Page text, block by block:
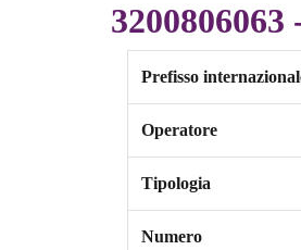
Prefisso
Operatore
Tipologia
Numero